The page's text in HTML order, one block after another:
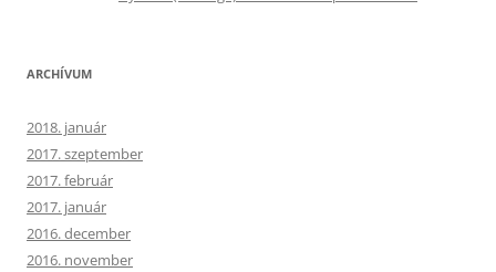
ARCHÍVUM
2018. január
2017. szeptember
2017. február
2017. január
2016. december
2016. november